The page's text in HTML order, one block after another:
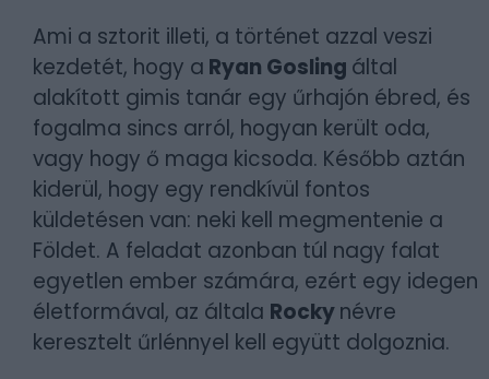
Ami a sztorit illeti, a történet azzal veszi
kezdetét, hogy a Ryan Gosling által
alakított gimis tanár egy űrhajón ébred, és
fogalma sincs arról, hogyan került oda,
vagy hogy ő maga kicsoda. Később aztán
kiderül, hogy egy rendkívül fontos
küldetésen van: neki kell megmentenie a
Földet. A feladat azonban túl nagy falat
egyetlen ember számára, ezért egy idegen
életformával, az általa Rockynévre
keresztelt űrlénnyel kell együtt dolgoznia.